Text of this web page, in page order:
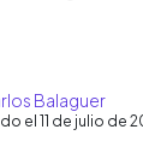
Balaguer
el 11 de julio de